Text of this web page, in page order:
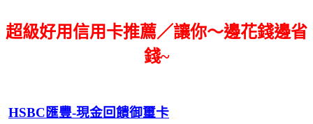
超級好用信用卡推薦／讓你～邊花錢邊省
錢~
HSBC匯豐-現金回饋御璽卡